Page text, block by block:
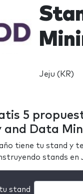
Jeju (KR)
5
and Data
tiene tu stand y
stands en
stand